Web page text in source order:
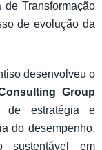
Transformação
de evolução da
desenvolveu o
Group
de estratégia e
do desempenho,
sustentável em